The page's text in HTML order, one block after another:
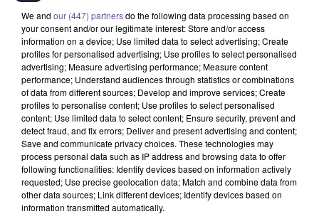
En complément des équipes déjà en place la personne
recherchée secondera les équipes en place, sur les
accompagnements de la vie quotidienne, elle sera également
amenée à accompagner les activités. Le poste est à pourvoir
immédiatement, les candidatures sont à déposer avant le 31
juillet. Le permis de conduite est très vivement recommandé.
Vous serez amené à travailler certains week-ends mais pas
We and our (447) partnersdo the following data processing based on
your consent and/or our legitimate interest: Store and/or access
information on a device; Use limited data to select advertising; Create
profiles for personalised advertising; Use profiles to select personalised
advertising; Measure advertising performance; Measure content
performance; Understand audiences through statistics or combinations
of data from different sources; Develop and improve services; Create
profiles to personalise content; Use profiles to select personalised
content; Use limited data to select content; Ensure security, prevent and
detect fraud, and fix errors; Deliver and present advertising and content;
Save and communicate privacy choices. These technologies may
process personal data such as IP address and browsing data to offer
following functionalities: Identify devices based on information actively
requested; Use precise geolocation data; Match and combine data from
other data sources; Link different devices; Identify devices based on
information transmitted automatically.